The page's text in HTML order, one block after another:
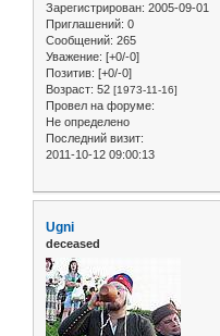
Зарегистрирован: 2005-09-01
Приглашений: 0
Сообщений: 265
Уважение: [+0/-0]
Позитив: [+0/-0]
Возраст: 52 [1973-11-16]
Провел на форуме:
Не определено
Последний визит:
2011-10-12 09:00:13
Ugni
deceased